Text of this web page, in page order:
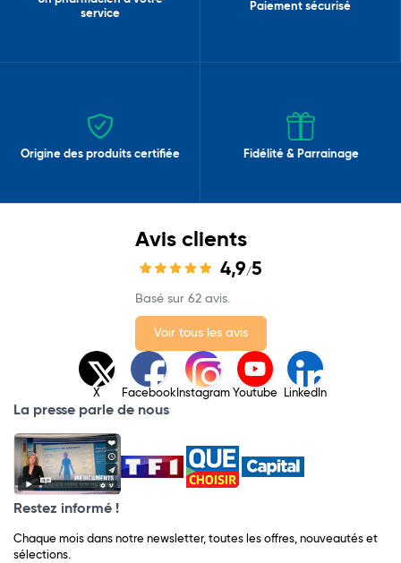
service
Paiement sécurisé
Origine des produits certifiée Fidélité & Parrainage
Avis clients
4,9/5
Basé sur 62 avis.
Voir tous les avis
X Facebook Instagram Youtube LinkedIn
La presse parle de nous
Restez informé !
Chaque mois dans notre newsletter, toutes les offres, nouveautés et
sélections.